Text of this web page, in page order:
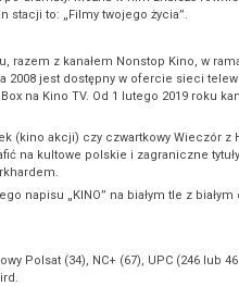
to: „Filmy twojego życia”.
razem z kanałem Nonstop Kino, w
2008 jest dostępny w ofercie sieci
na Kino TV. Od 1 lutego 2019 roku
(kino akcji) czy czwartkowy Wieczór z
na kultowe polskie i zagraniczne
napisu „KINO” na białym tle z
(34), NC+ (67), UPC (246 lub